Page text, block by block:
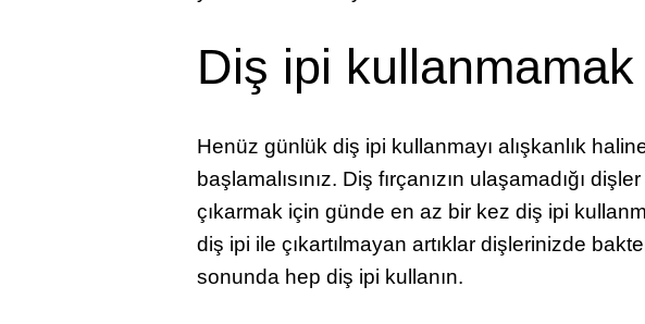
Diş ipi kullanmamak
Henüz günlük diş ipi kullanmayı alışkanlık
başlamalısınız. Diş fırçanızın ulaşamadığı
çıkarmak için günde en az bir kez diş ipi
diş ipi ile çıkartılmayan artıklar dişlerinizde
sonunda hep diş ipi kullanın.